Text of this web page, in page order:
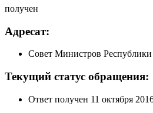
получен
Адресат:
Совет Министров Республики
Текущий статус обращения:
Ответ получен 11 октября